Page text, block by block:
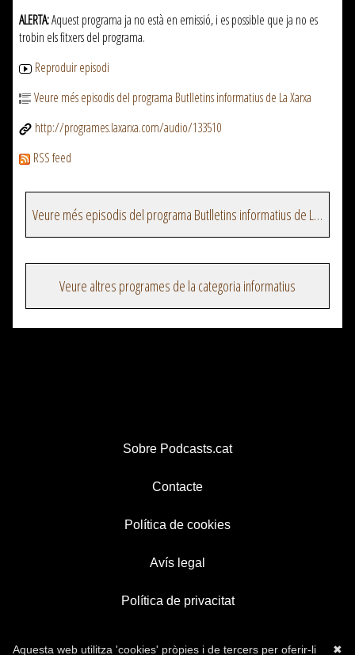
ALERTA:Aquest programa ja no està en emissió, i es possible que ja no es
trobin els fitxers del programa.
Reproduir episodi
Veure més episodis del programa Butlletins informatius de La Xarxa
http://programes.laxarxa.com/audio/133510
RSS feed
Veure més episodis del programa Butlletins informatius de La Xarxa
Veure altres programes de la categoria informatius
Sobre Podcasts.cat
Contacte
Política de cookies
Avís legal
Política de privacitat
✖
Aquesta web utilitza 'cookies' pròpies i de tercers per oferir-li